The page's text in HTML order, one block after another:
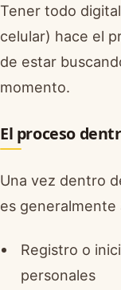
Tener todo
celular) hace el
de estar
momento.
El proceso
Una vez dentro
es generalmente
Registro o
personales